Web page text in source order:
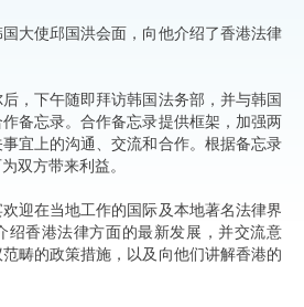
大使邱国洪会面，向他介绍了香港法律
下午随即拜访韩国法务部，并与韩国
备忘录。合作备忘录提供框架，加强两
宜上的沟通、交流和合作。根据备忘录
双方带来利益。
在当地工作的国际及本地著名法律界
绍香港法律方面的最新发展，并交流意
畴的政策措施，以及向他们讲解香港的